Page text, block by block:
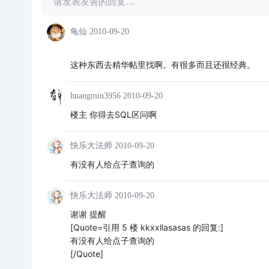
龟仙 2010-09-20
这种东西去精华帖里找啊。有很多而且还很经典。
huangmin3956 2010-09-20
楼主 你得去SQL区问啊
快乐大法师 2010-09-20
有没有人给点子查询的
快乐大法师 2010-09-20
谢谢 提醒
[Quote=引用 5 楼 kkxxllasasas 的回复:]
有没有人给点子查询的
[/Quote]